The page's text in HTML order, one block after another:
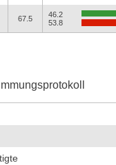
67.5
46.2
53.8